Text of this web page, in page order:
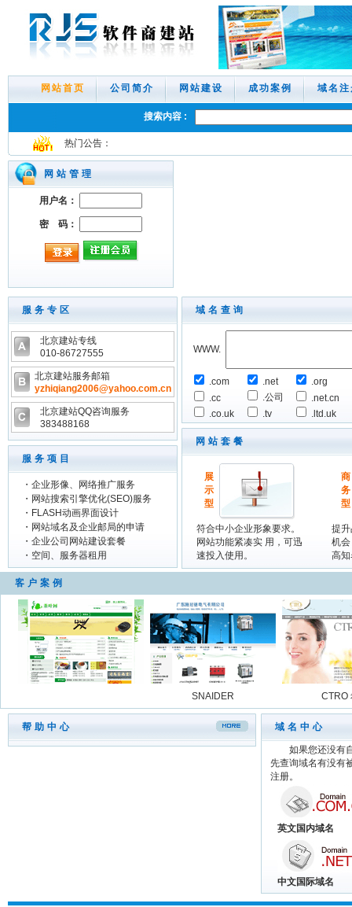
网站首页 公司简介 网站建设 成功案例 域名注
搜索内容 :
热门公告：
网站管理
用户名：
密 码：
服务专区
北京建站专线
010-86727555
北京建站服务邮箱
yzhiqiang2006@yahoo.com.cn
北京建站QQ咨询服务
383488168
服务项目
・ 企业形像、网络推广服务
・ 网站搜索引擎优化(SEO)服务
・ FLASH动画界面设计
・ 网站域名及企业邮局的申请
・ 企业公司网站建设套餐
・ 空间、服务器租用
域名查询
WWW.
.com .net
.org
.cc
.公司
.net.cn
.co.uk
.tv .ltd.uk
网站套餐
展
示
型
商
务
型
符合中小企业形象要求。
网站功能紧凑实 用，可迅
速投入使用。
提
机
高
客户案例
SNAIDER CTRO
帮助中心 域名中心
如果您还没有
先查询域名有没有
注册。
英文国内域名
中文国际域名